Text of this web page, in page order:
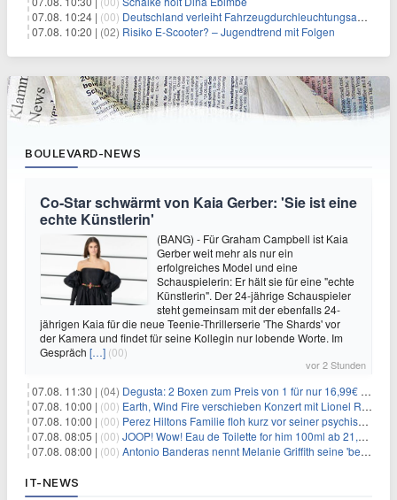
07.08. 10:24 | (00) Deutschland verleiht Fahrzeugdurchleuchtungsanlagen an Israel
07.08. 10:20 | (02) Risiko E-Scooter? – Jugendtrend mit Folgen
BOULEVARD-NEWS
Co-Star schwärmt von Kaia Gerber: 'Sie ist eine
echte Künstlerin'
(BANG) - Für Graham Campbell ist Kaia
Gerber weit mehr als nur ein
erfolgreiches Model und eine
Schauspielerin: Er hält sie für eine "echte
Künstlerin". Der 24-jährige Schauspieler
steht gemeinsam mit der ebenfalls 24-
jährigen Kaia für die neue Teenie-Thrillerserie 'The Shards' vor
der Kamera und findet für seine Kollegin nur lobende Worte. Im
Gespräch […] (00)
vor 2 Stunden
07.08. 11:30 | (04) Degusta: 2 Boxen zum Preis von 1 für nur 16,99€ inkl. Versand
07.08. 10:00 | (00) Earth, Wind Fire verschieben Konzert mit Lionel Richie nach medizinischem Notfall
07.08. 10:00 | (00) Perez Hiltons Familie floh kurz vor seiner psychischen Krise aus dem Haus
07.08. 08:05 | (00) JOOP! Wow! Eau de Toilette for him 100ml ab 21,84€ im Sparabo
07.08. 08:00 | (00) Antonio Banderas nennt Melanie Griffith seine 'beste Freundin'
IT-NEWS